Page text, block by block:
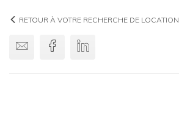
RETOUR À VOTRE RECHERCHE DE LOCATION
Envoyer par email
FacebookLinkedin